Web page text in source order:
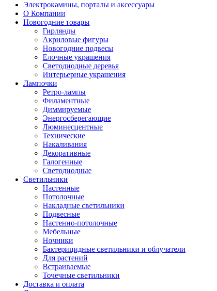
Электрокамины, порталы и аксессуары
О Компании
Новогодние товары
Гирлянды
Акриловые фигуры
Новогодние подвесы
Елочные украшения
Светодиодные деревья
Интерьерные украшения
Лампочки
Ретро-лампы
Филаментные
Диммируемые
Энергосберегающие
Люминесцентные
Технические
Накаливания
Декоративные
Галогенные
Светодиодные
Светильники
Настенные
Потолочные
Накладные светильники
Подвесные
Настенно-потолочные
Мебельные
Ночники
Бактерицидные светильники и облучатели
Для растений
Встраиваемые
Точечные светильники
Доставка и оплата